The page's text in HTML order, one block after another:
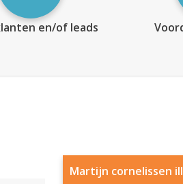
en/of leads
Martijn cornelissen